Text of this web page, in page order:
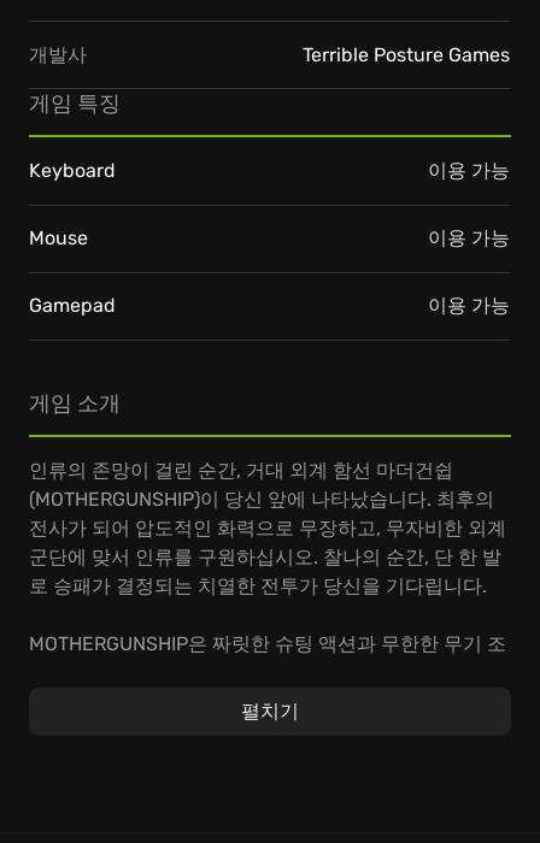
게임 소개
인류의 존망이 걸린 순간, 거대 외계 함선 마더건쉽
(MOTHERGUNSHIP)이 당신 앞에 나타났습니다. 최후의
전사가 되어 압도적인 화력으로 무장하고, 무자비한 외계
군단에 맞서 인류를 구원하십시오. 찰나의 순간, 단 한 발
로 승패가 결정되는 치열한 전투가 당신을 기다립니다.
MOTHERGUNSHIP은 짜릿한 슈팅 액션과 무한한 무기 조
직접 만들고, 쏟아지는 적들을 쓸어 담으며 최고의 쾌감
펼치기
개발사 Terrible Posture Games
게임 특징
Keyboard 이용 가능
Mouse 이용 가능
Gamepad 이용 가능